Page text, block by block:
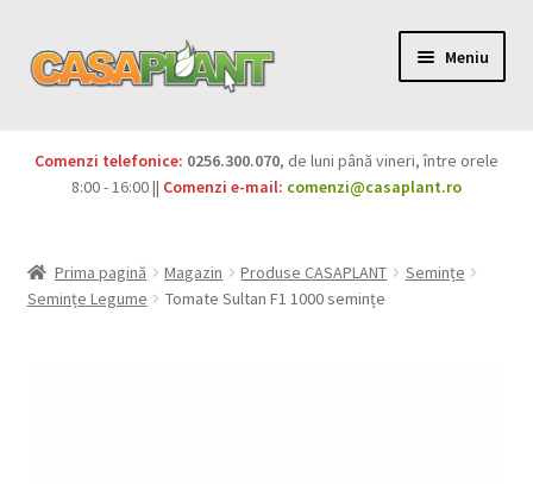
Meniu
Pesticide
Comenzi telefonice: 0256.300.070, de luni până vineri, între orele
8:00 - 16:00 || Comenzi e-mail: comenzi@casaplant.ro
Prima pagină Magazin Produse CASAPLANT
Semințe
Semințe Legume
Tomate Sultan F1 1000 semințe